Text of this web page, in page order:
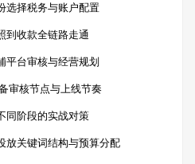
选择税务与账户配置
到收款全链路走通
平台审核与经营规划
审核节点与上线节奏
同阶段的实战对策
放关键词结构与预算分配